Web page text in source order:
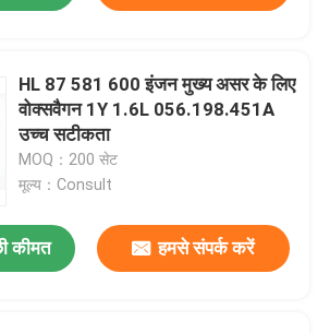
HL 87 581 600 इंजन मुख्य असर के लिए
वोक्सवैगन 1Y 1.6L 056.198.451A
उच्च सटीकता
MOQ：200 सेट
मूल्य：Consult
कीमत हमसे संपर्क करें